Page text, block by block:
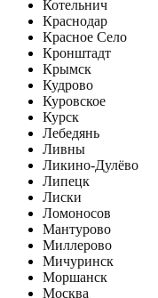
Котельнич
Краснодар
Красное Село
Кронштадт
Крымск
Кудрово
Куровское
Курск
Лебедянь
Ливны
Ликино-Дулёво
Липецк
Лиски
Ломоносов
Мантурово
Миллерово
Мичуринск
Моршанск
Москва